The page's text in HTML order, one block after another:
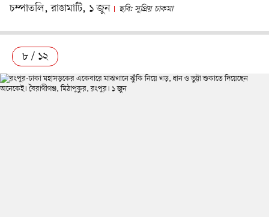
চম্পাতলি, রাঙামাটি, ১ জুন
ছবি: সুপ্রিয় চাকমা
৮ / ১২